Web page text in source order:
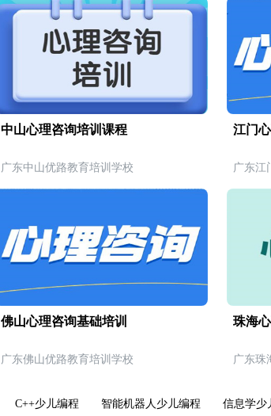
中山心理咨询培训课程
广东中山优路教育培训学校
江门
广东江
佛山心理咨询基础培训
广东佛山优路教育培训学校
珠海
广东珠
C++少儿编程 智能机器人少儿编程 信息学少